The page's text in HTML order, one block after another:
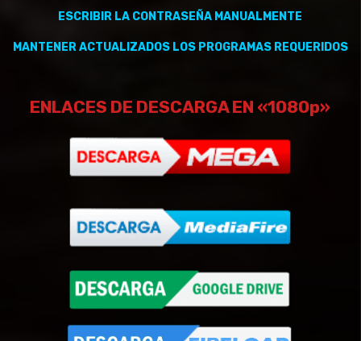
ESCRIBIR LA CONTRASEÑA MANUALMENTE
MANTENERACTUALIZADOSLOS PROGRAMAS REQUERIDOS
ENLACES DE DESCARGA EN «1080p»